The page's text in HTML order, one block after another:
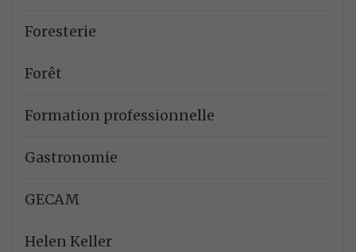
Foresterie
Forêt
Formation professionnelle
Gastronomie
GECAM
Helen Keller